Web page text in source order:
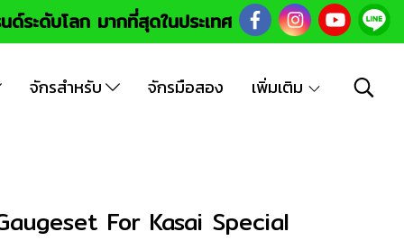
ระดับโลก มากที่สุดในประเทศ
จักรสำหรับ จักรมือสอง เพิ่มเติม
For Kasai Special